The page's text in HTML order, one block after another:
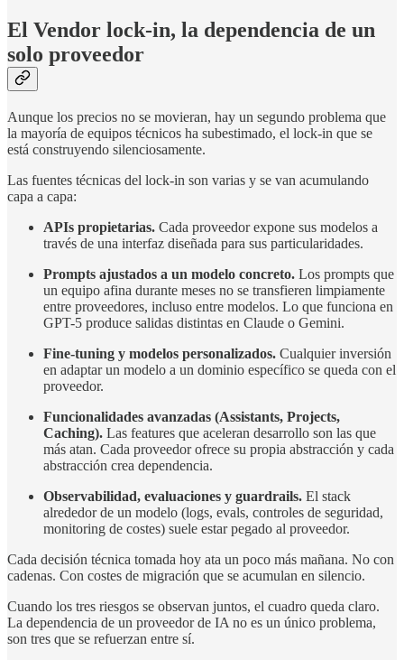
El Vendor lock-in, la dependencia de un
solo proveedor
Aunque los precios no se movieran, hay un segundo problema que
la mayoría de equipos técnicos ha subestimado, el lock-in que se
está construyendo silenciosamente.
Las fuentes técnicas del lock-in son varias y se van acumulando
capa a capa:
APIs propietarias. Cada proveedor expone sus modelos a
través de una interfaz diseñada para sus particularidades.
Prompts ajustados a un modelo concreto. Los prompts que
un equipo afina durante meses no se transfieren limpiamente
entre proveedores, incluso entre modelos. Lo que funciona en
GPT-5 produce salidas distintas en Claude o Gemini.
Fine-tuning y modelos personalizados. Cualquier inversión
en adaptar un modelo a un dominio específico se queda con el
proveedor.
Funcionalidades avanzadas (Assistants, Projects,
Caching). Las features que aceleran desarrollo son las que
más atan. Cada proveedor ofrece su propia abstracción y cada
abstracción crea dependencia.
Observabilidad, evaluaciones y guardrails. El stack
alrededor de un modelo (logs, evals, controles de seguridad,
monitoring de costes) suele estar pegado al proveedor.
Cada decisión técnica tomada hoy ata un poco más mañana. No con
cadenas. Con costes de migración que se acumulan en silencio.
Cuando los tres riesgos se observan juntos, el cuadro queda claro.
La dependencia de un proveedor de IA no es un único problema,
son tres que se refuerzan entre sí.